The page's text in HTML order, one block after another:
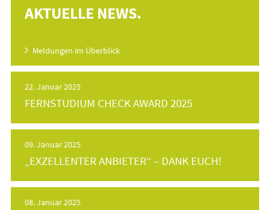
AKTUELLE NEWS.
Meldungen im Überblick
22. Januar 2025
FERNSTUDIUM CHECK AWARD 2025
09. Januar 2025
„EXZELLENTER ANBIETER“ – DANK EUCH!
08. Januar 2025